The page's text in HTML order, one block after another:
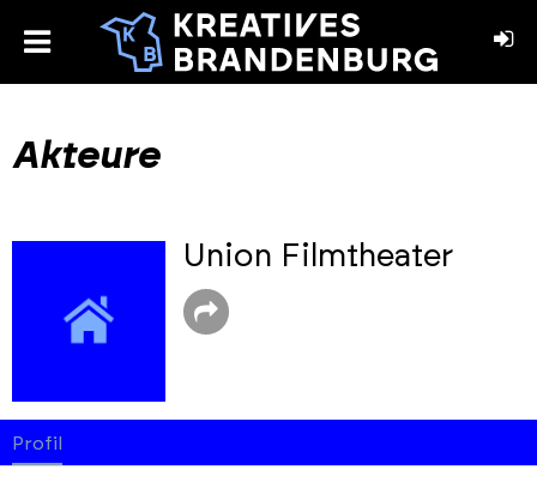
toggle
Akteure
Union Filmtheater
Profil